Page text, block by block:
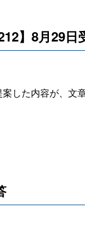
】8月29日
した内容が、文